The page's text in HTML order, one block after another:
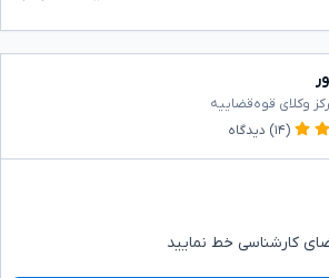
وکلای قوه‌قضاییه
(۱۴) دیدگاه
کارشناسی خط نمایید